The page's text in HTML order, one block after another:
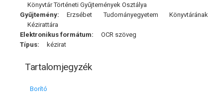
Könyvtár Történeti Gyűjtemények Osztálya
Gyűjtemény:
Erzsébet Tudományegyetem Könyvtárának
Kézirattára
Elektronikus formátum:
OCR szöveg
Típus:
kézirat
Tartalomjegyzék
Borító